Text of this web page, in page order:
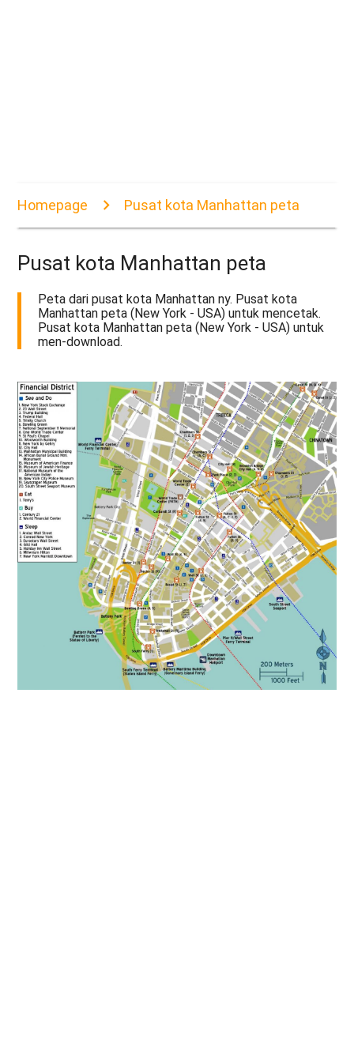
Homepage Pusat kota Manhattan peta
Pusat kota Manhattan peta
Peta dari pusat kota Manhattan ny. Pusat kota
Manhattan peta (New York - USA) untuk mencetak.
Pusat kota Manhattan peta (New York - USA) untuk
men-download.